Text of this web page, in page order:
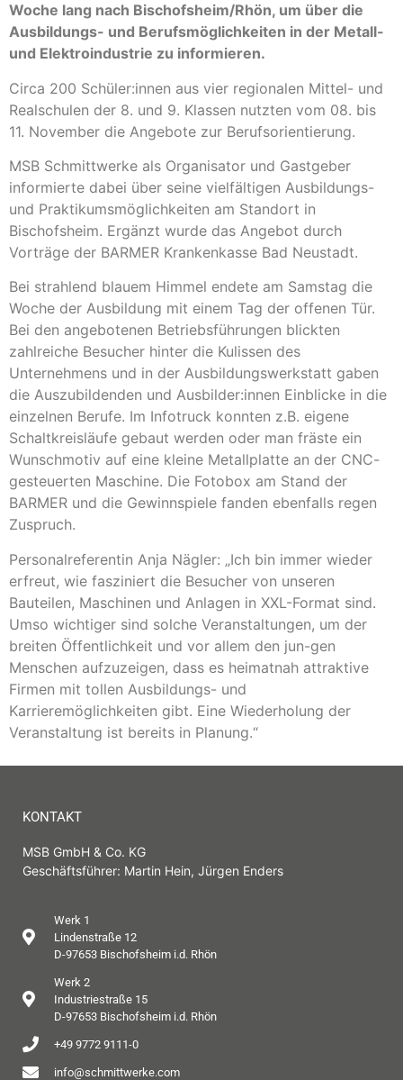
Woche lang nach Bischofsheim/Rhön, um über die
Ausbildungs- und Berufsmöglichkeiten in der Metall-
und Elektroindustrie zu informieren.
Circa 200 Schüler:innen aus vier regionalen Mittel- und
Realschulen der 8. und 9. Klassen nutzten vom 08. bis
11. November die Angebote zur Berufsorientierung.
MSB Schmittwerke als Organisator und Gastgeber
informierte dabei über seine vielfältigen Ausbildungs-
und Praktikumsmöglichkeiten am Standort in
Bischofsheim. Ergänzt wurde das Angebot durch
Vorträge der BARMER Krankenkasse Bad Neustadt.
Bei strahlend blauem Himmel endete am Samstag die
Woche der Ausbildung mit einem Tag der offenen Tür.
Bei den angebotenen Betriebsführungen blickten
zahlreiche Besucher hinter die Kulissen des
Unternehmens und in der Ausbildungswerkstatt gaben
die Auszubildenden und Ausbilder:innen Einblicke in die
einzelnen Berufe. Im Infotruck konnten z.B. eigene
Schaltkreisläufe gebaut werden oder man fräste ein
Wunschmotiv auf eine kleine Metallplatte an der CNC-
gesteuerten Maschine. Die Fotobox am Stand der
BARMER und die Gewinnspiele fanden ebenfalls regen
Zuspruch.
Personalreferentin Anja Nägler: „Ich bin immer wieder
erfreut, wie fasziniert die Besucher von unseren
Bauteilen, Maschinen und Anlagen in XXL-Format sind.
Umso wichtiger sind solche Veranstaltungen, um der
breiten Öffentlichkeit und vor allem den jun-gen
Menschen aufzuzeigen, dass es heimatnah attraktive
Firmen mit tollen Ausbildungs- und
Karrieremöglichkeiten gibt. Eine Wiederholung der
Veranstaltung ist bereits in Planung.“
KONTAKT
MSB GmbH & Co. KG
Geschäftsführer: Martin Hein, Jürgen Enders
Werk 1
Lindenstraße 12
D-97653 Bischofsheim i.d. Rhön
Werk 2
Industriestraße 15
D-97653 Bischofsheim i.d. Rhön
+49 9772 9111-0
info@schmittwerke.com